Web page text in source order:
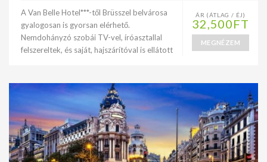
A Van Belle Hotel***-től Brüsszel belvárosa
gyalogosan is gyorsan elérhető.
Nemdohányzó szobái TV-vel, íróasztallal
felszereltek, és saját, hajszárítóval is ellátott
ÁR (ÁTLAG / ÉJ)
32,500FT
MEGNÉZEM